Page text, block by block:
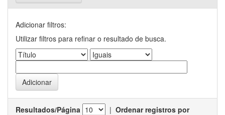
Adicionar filtros:
Utilizar filtros para refinar o resultado de busca.
Resultados/Página | Ordenar registros por